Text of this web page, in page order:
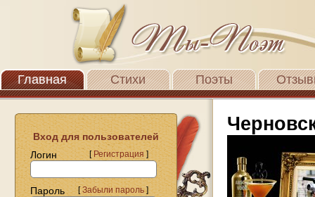
Главная Стихи Поэты
Вход для пользователей
Логин
[Регистрация]
Пароль [Забыли пароль]